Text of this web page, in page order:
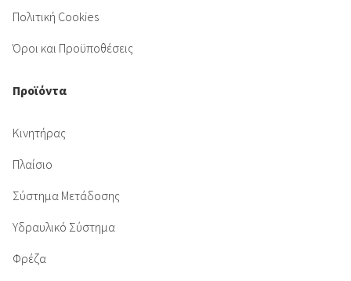
Πολιτική Cookies
Όροι και Προϋποθέσεις
Προϊόντα
Κινητήρας
Πλαίσιο
Σύστημα Μετάδοσης
Υδραυλικό Σύστημα
Φρέζα